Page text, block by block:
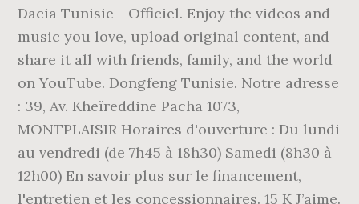
Dacia Tunisie - Officiel. Enjoy the videos and
music you love, upload original content, and
share it all with friends, family, and the world
on YouTube. Dongfeng Tunisie. Notre adresse
: 39, Av. Kheïreddine Pacha 1073,
MONTPLAISIR Horaires d'ouverture : Du lundi
au vendredi (de 7h45 à 18h30) Samedi (8h30 à
12h00) En savoir plus sur le financement,
l'entretien et les concessionnaires. 15 K J’aime.